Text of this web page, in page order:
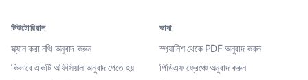
টিউটোরিয়াল
স্ক্যান করা নথি অনুবাদ করুন
কিভাবে একটি অফিসিয়াল অনুবাদ পেতে হয়
ভাষা
স্প্যানিশ থেকে PDF অনুবাদ করুন
পিডিএফ ফ্রেঞ্চে অনুবাদ করুন